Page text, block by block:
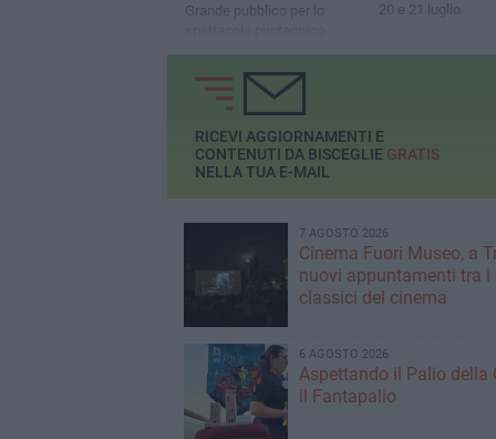
Grande pubblico per lo
20 e 21 luglio
RICEVI AGGIORNAMENTI E
CONTENUTI DA BISCEGLIE GRATIS
NELLA TUA E-MAIL
7 AGOSTO 2026
Cinema Fuori Museo, a
nuovi appuntamenti tra i
classici del cinema
6 AGOSTO 2026
Aspettando il Palio della
il Fantapalio